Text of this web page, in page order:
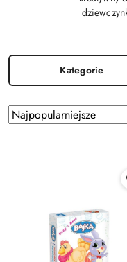
Kategorie
Zastosowano
sortowanie:
Sortuj
według